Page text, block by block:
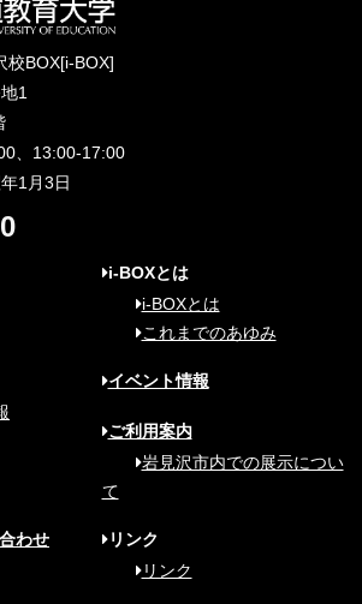
校BOX[i-BOX]
1
、13:00-17:00
1月3日
i-BOXとは
i-BOXとは
これまでのあゆみ
イベント情報
ご利用案内
岩見沢市内での展示につい
て
わせ
リンク
リンク